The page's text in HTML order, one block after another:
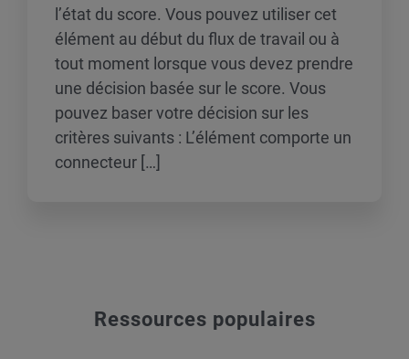
l’état du score. Vous pouvez utiliser cet
élément au début du flux de travail ou à
tout moment lorsque vous devez prendre
une décision basée sur le score. Vous
pouvez baser votre décision sur les
critères suivants : L’élément comporte un
connecteur […]
Ressources populaires